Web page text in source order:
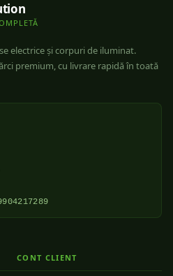
electrice și corpuri de iluminat.
premium, cu livrare rapidă în toată
CONT CLIENT